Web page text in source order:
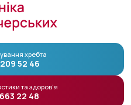
хребта
52 46
та здоров’я
22 48